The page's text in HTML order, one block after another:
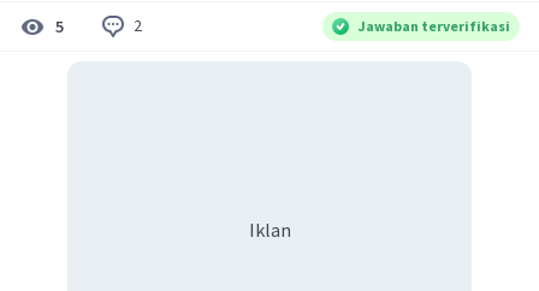
5 2 Jawaban terverifikasi
Iklan